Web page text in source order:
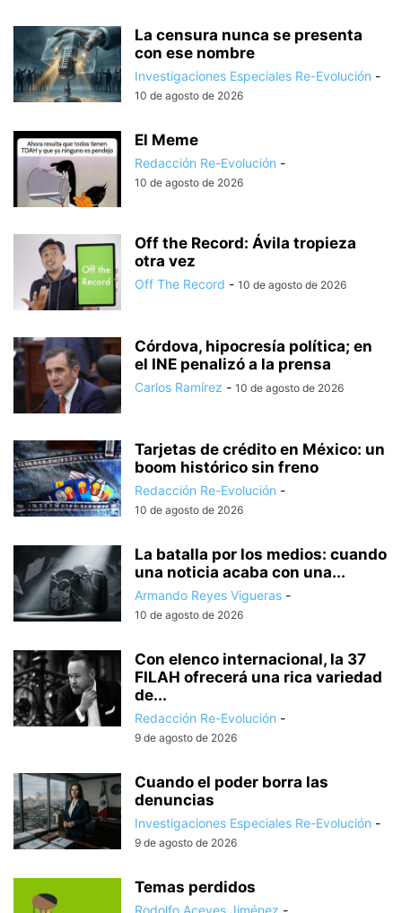
La censura nunca se presenta
con ese nombre
Investigaciones Especiales Re-Evolución -
10 de agosto de 2026
El Meme
Redacción Re-Evolución -
10 de agosto de 2026
Off the Record: Ávila tropieza
otra vez
Off The Record - 10 de agosto de 2026
Córdova, hipocresía política; en
el INE penalizó a la prensa
Carlos Ramírez - 10 de agosto de 2026
Tarjetas de crédito en México: un
boom histórico sin freno
Redacción Re-Evolución -
10 de agosto de 2026
La batalla por los medios: cuando
una noticia acaba con una...
Armando Reyes Vigueras -
10 de agosto de 2026
Con elenco internacional, la 37
FILAH ofrecerá una rica variedad
de...
Redacción Re-Evolución -
9 de agosto de 2026
Cuando el poder borra las
denuncias
Investigaciones Especiales Re-Evolución -
9 de agosto de 2026
Temas perdidos